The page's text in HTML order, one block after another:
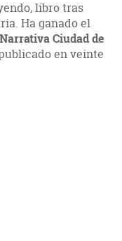
libro tras
Ha ganado el
Narrativa Ciudad de
en veinte